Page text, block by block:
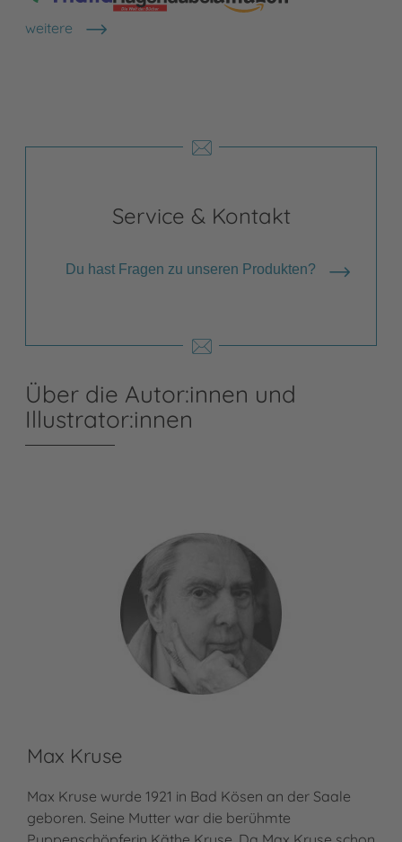
weitere
Shops anzeigen
Service & Kontakt
Du hast Fragen zu unseren Produkten?
Über die Autor:innen und
Illustrator:innen
Max Kruse
Max Kruse wurde 1921 in Bad Kösen an der Saale
geboren. Seine Mutter war die berühmte